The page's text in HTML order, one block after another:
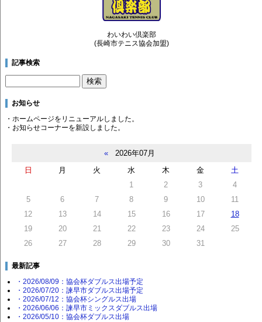
わいわい倶楽部
(長崎市テニス協会加盟)
記事検索
お知らせ
・ホームページをリニューアルしました。
・お知らせコーナーを新設しました。
«
2026年07月
日
月 火 水 木 金
土
1
2 3
4
5
6 7 8 9 10
11
12
13 14 15 16 17
18
19
20 21 22 23 24
25
26
27 28 29 30 31
最新記事
・2026/08/09：協会杯ダブルス出場予定
・2026/07/20：諫早市ダブルス出場予定
・2026/07/12：協会杯シングルス出場
・2026/06/06：諫早市ミックスダブルス出場
・2026/05/10：協会杯ダブルス出場